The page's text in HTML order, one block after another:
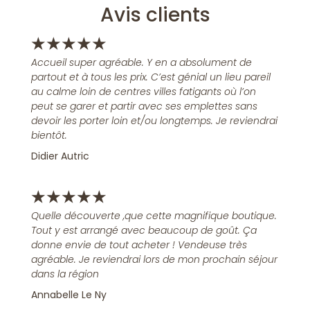
Avis clients
★★★★★
Accueil super agréable. Y en a absolument de
partout et à tous les prix. C’est génial un lieu pareil
au calme loin de centres villes fatigants où l’on
peut se garer et partir avec ses emplettes sans
devoir les porter loin et/ou longtemps. Je reviendrai
bientôt.
Didier Autric
★★★★★
Quelle découverte ,que cette magnifique boutique.
Tout y est arrangé avec beaucoup de goût. Ça
donne envie de tout acheter ! Vendeuse très
agréable. Je reviendrai lors de mon prochain séjour
dans la région
Annabelle Le Ny